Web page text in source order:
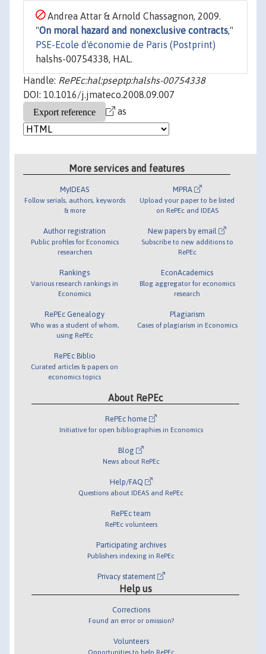
Andrea Attar & Arnold Chassagnon, 2009.
"On moral hazard and nonexclusive contracts,"
PSE-Ecole d'économie de Paris (Postprint)
halshs-00754338, HAL.
Handle: RePEc:hal:pseptp:halshs-00754338
DOI: 10.1016/j.jmateco.2008.09.007
as
More services and features
MyIDEAS
Follow serials, authors, keywords
& more
Author registration
Public profiles for Economics
researchers
Rankings
Various research rankings in
Economics
RePEc Genealogy
Who was a student of whom,
using RePEc
RePEc Biblio
Curated articles & papers on
economics topics
MPRA
Upload your paper to be listed
on RePEc and IDEAS
New papers by email
Subscribe to new additions to
RePEc
EconAcademics
Blog aggregator for economics
research
Plagiarism
Cases of plagiarism in Economics
About RePEc
RePEc home
Initiative for open bibliographies in Economics
Blog
News about RePEc
Help/FAQ
Questions about IDEAS and RePEc
RePEc team
RePEc volunteers
Participating archives
Publishers indexing in RePEc
Privacy statement
Help us
Corrections
Found an error or omission?
Volunteers
Opportunities to help RePEc